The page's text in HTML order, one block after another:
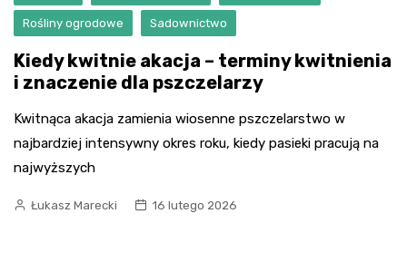
Rośliny ogrodowe Sadownictwo
Kiedy kwitnie akacja – terminy kwitnienia
i znaczenie dla pszczelarzy
Kwitnąca akacja zamienia wiosenne pszczelarstwo w
najbardziej intensywny okres roku, kiedy pasieki pracują na
najwyższych
Łukasz Marecki 16 lutego 2026